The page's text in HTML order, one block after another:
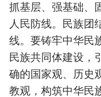
抓基层、强基础、
人民防线。民族团
线。要铸牢中华民
民族共同体建设，
确的国家观、历史
教观，构筑中华民